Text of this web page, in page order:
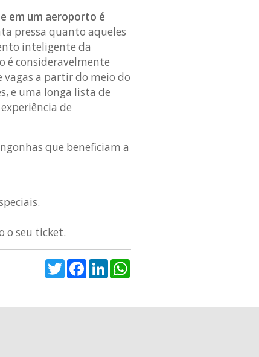
em um aeroporto é
pressa quanto aqueles
inteligente da
é consideravelmente
vagas a partir do meio do
e uma longa lista de
de
que beneficiam a
o seu ticket.
TwitterFacebook
LinkedIn